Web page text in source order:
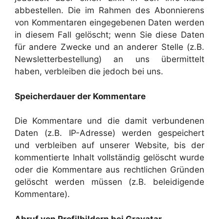
abbestellen. Die im Rahmen des Abonnierens
von Kommentaren eingegebenen Daten werden
in diesem Fall gelöscht; wenn Sie diese Daten
für andere Zwecke und an anderer Stelle (z.B.
Newsletterbestellung) an uns übermittelt
haben, verbleiben die jedoch bei uns.
Speicherdauer der Kommentare
Die Kommentare und die damit verbundenen
Daten (z.B. IP-Adresse) werden gespeichert
und verbleiben auf unserer Website, bis der
kommentierte Inhalt vollständig gelöscht wurde
oder die Kommentare aus rechtlichen Gründen
gelöscht werden müssen (z.B. beleidigende
Kommentare).